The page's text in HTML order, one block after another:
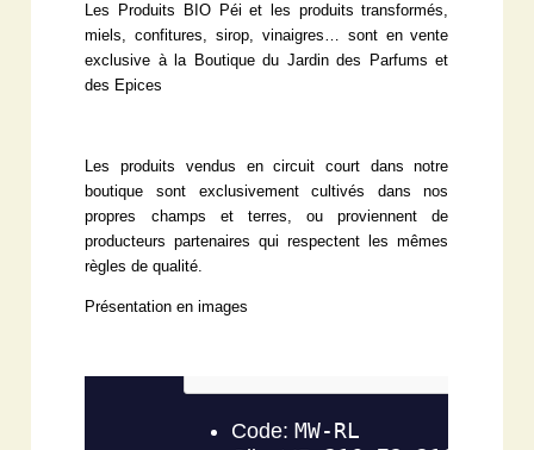
Les Produits BIO Péi et les produits transformés,
miels, confitures, sirop, vinaigres… sont en vente
exclusive à la Boutique du Jardin des Parfums et
des Epices
Les produits vendus en circuit court dans notre
boutique sont exclusivement cultivés dans nos
propres champs et terres, ou proviennent de
producteurs partenaires qui respectent les mêmes
règles de qualité.
Présentation en images